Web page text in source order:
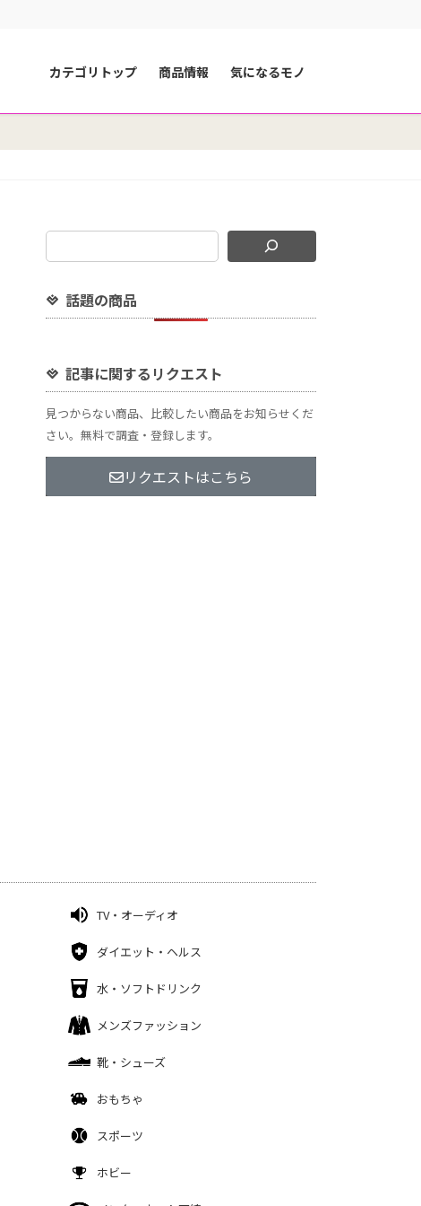
カテゴリトップ 商品情報 気になるモノ
話題の商品
記事に関するリクエスト
見つからない商品、比較したい商品をお知らせくだ
さい。無料で調査・登録します。
リクエストはこちら
TV・オーディオ
ダイエット・ヘルス
水・ソフトドリンク
メンズファッション
靴・シューズ
おもちゃ
スポーツ
ホビー